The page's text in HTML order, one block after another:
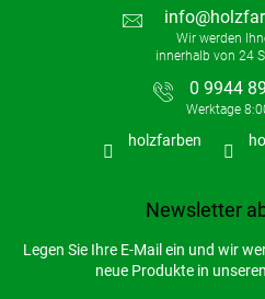
info@
0 9944
holzfarben
Newsletter
Legen Sie Ihre E-Mail ein und wir
neue Produkte in